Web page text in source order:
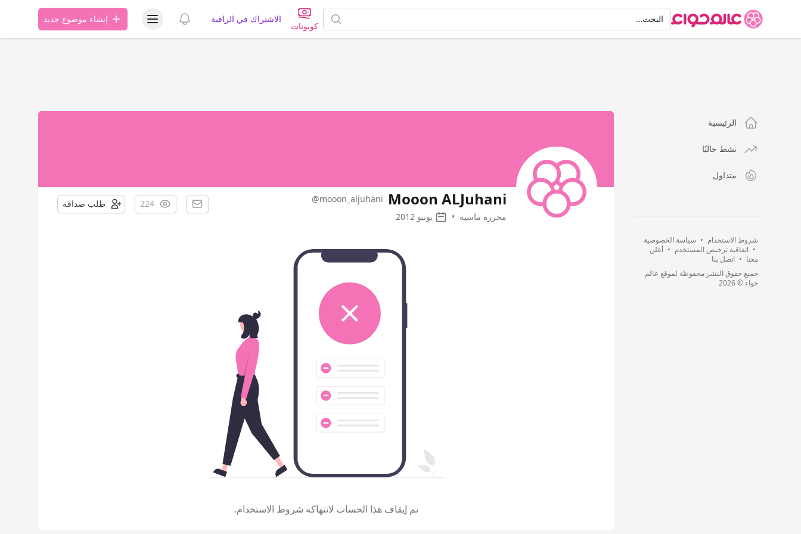
البحثالبحث…
كوبونات
الاشتراك في الراقية عرض الإشعاراتعرض قائمة المستخدمإنشاء موضوع جديد
الرئيسية
نشط حاليًا
متداول
شروط الاستخدام • سياسة الخصوصية
• اتفاقية ترخيص المستخدم • أعلن
معنا • اتصل بنا
جميع حقوق النشر محفوظة لموقع عالم
حواء © 2026
Mooon ALJuhani
@mooon_aljuhani
محررة ماسية • يونيو 2012
224 طلب صداقة
تم إيقاف هذا الحساب لانتهاكه شروط الاستخدام.